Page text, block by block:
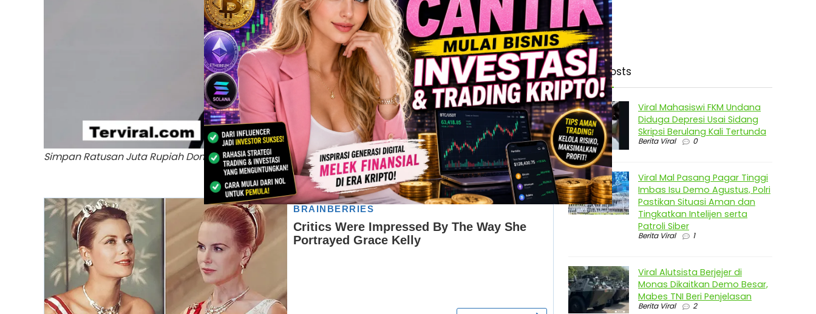
Simpan Ratusan Juta Rupiah Donasi Korban Banjir Sumatera Ratna Galih Gelisah dan Sulit Tidur
Latest Posts
Viral Mahasiswi FKM Undana
Diduga Depresi Usai Sidang
Skripsi Berulang Kali Tertunda
Berita Viral 0
Viral Mal Pasang Pagar Tinggi
Imbas Isu Demo Agustus, Polri
Pastikan Situasi Aman dan
Tingkatkan Intelijen serta
Patroli Siber
Berita Viral 1
Viral Alutsista Berjejer di
Monas Dikaitkan Demo Besar,
Mabes TNI Beri Penjelasan
Berita Viral 2